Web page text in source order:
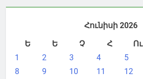
Հունիսի 2026
Ե
Ե Չ Հ Ու
1
2 3 4 5
8
9 10 11 12